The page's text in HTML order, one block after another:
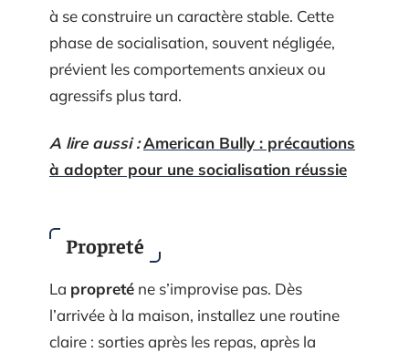
à se construire un caractère stable. Cette
phase de socialisation, souvent négligée,
prévient les comportements anxieux ou
agressifs plus tard.
A lire aussi :American Bully : précautions
à adopter pour une socialisation réussie
Propreté
La propreté ne s’improvise pas. Dès
l’arrivée à la maison, installez une routine
claire : sorties après les repas, après la